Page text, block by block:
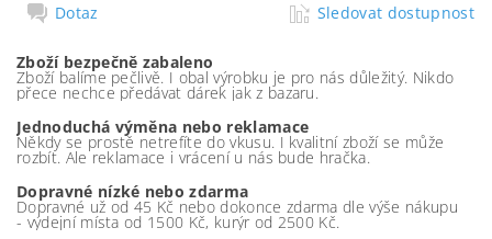
Dotaz Sledovat dostupnost
Zboží bezpečně zabaleno
Zboží balíme pečlivě. I obal výrobku je pro nás důležitý. Nikdo
přece nechce předávat dárek jak z bazaru.
Jednoduchá výměna nebo reklamace
Někdy se prostě netrefíte do vkusu. I kvalitní zboží se může
rozbít. Ale reklamace i vrácení u nás bude hračka.
Dopravné nízké nebo zdarma
Dopravné už od 45 Kč nebo dokonce zdarma dle výše nákupu
- výdejní místa od 1500 Kč, kurýr od 2500 Kč.